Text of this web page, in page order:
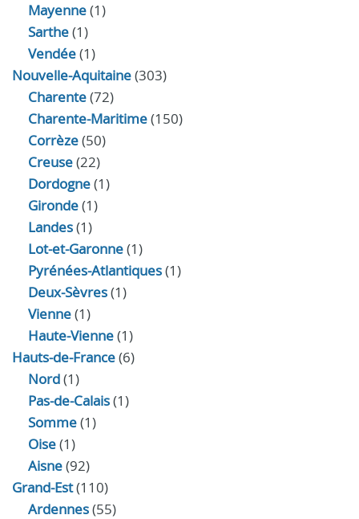
Mayenne(1)
Sarthe(1)
Vendée(1)
Nouvelle-Aquitaine(303)
Charente(72)
Charente-Maritime(150)
Corrèze(50)
Creuse(22)
Dordogne(1)
Gironde(1)
Landes(1)
Lot-et-Garonne(1)
Pyrénées-Atlantiques(1)
Deux-Sèvres(1)
Vienne(1)
Haute-Vienne(1)
Hauts-de-France(6)
Nord(1)
Pas-de-Calais(1)
Somme(1)
Oise(1)
Aisne(92)
Grand-Est(110)
Ardennes(55)